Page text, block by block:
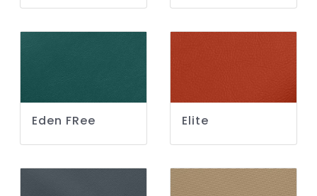
Eden FRee Elite